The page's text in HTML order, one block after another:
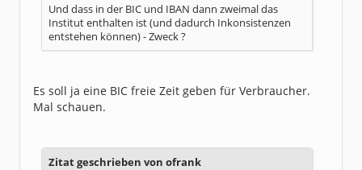
Und dass in der BIC und IBAN dann zweimal das
Institut enthalten ist (und dadurch Inkonsistenzen
entstehen können) - Zweck ?
Es soll ja eine BIC freie Zeit geben für Verbraucher.
Mal schauen.
Zitat geschrieben von ofrank